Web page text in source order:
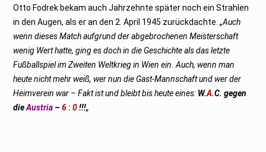
Otto Fodrek bekam auch Jahrzehnte später noch ein Strahlen
in den Augen, als er an den 2. April 1945 zurückdachte.„Auch
wenn dieses Match aufgrund der abgebrochenen Meisterschaft
wenig Wert hatte, ging es doch in die Geschichte als das letzte
Fußballspiel im Zweiten Weltkrieg in Wien ein. Auch, wenn man
heute nicht mehr weiß, wer nun die Gast-Mannschaft und wer der
Heimverein war – Fakt ist und bleibt bis heute eines: W.A.C. gegen
dieAustria – 6 : 0!!!„